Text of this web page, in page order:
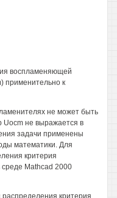
воспламеняющей
применительно к
не может быть
Uocm не выражается в
задачи применены
математики. Для
критерия
Mathcad 2000
критерия